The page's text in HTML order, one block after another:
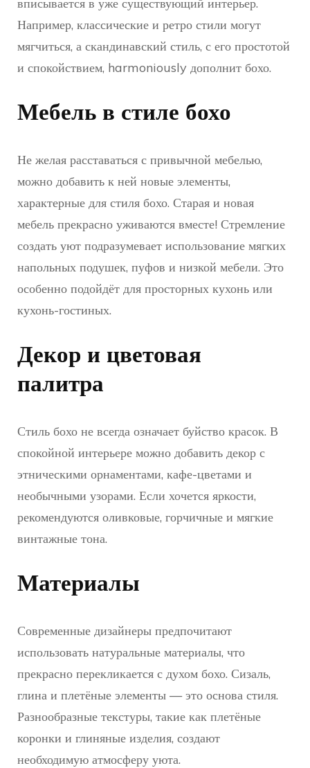
Например, классические и ретро стили могут
мягчиться, а скандинавский стиль, с его простотой
и спокойствием, harmoniously дополнит бохо.
Мебель в стиле бохо
Не желая расставаться с привычной мебелью,
можно добавить к ней новые элементы,
характерные для стиля бохо. Старая и новая
мебель прекрасно уживаются вместе! Стремление
создать уют подразумевает использование мягких
напольных подушек, пуфов и низкой мебели. Это
особенно подойдёт для просторных кухонь или
кухонь-гостиных.
Декор и цветовая
палитра
Стиль бохо не всегда означает буйство красок. В
спокойной интерьере можно добавить декор с
этническими орнаментами, кафе-цветами и
необычными узорами. Если хочется яркости,
рекомендуются оливковые, горчичные и мягкие
винтажные тона.
Материалы
Современные дизайнеры предпочитают
использовать натуральные материалы, что
прекрасно перекликается с духом бохо. Сизаль,
глина и плетёные элементы — это основа стиля.
Разнообразные текстуры, такие как плетёные
коронки и глиняные изделия, создают
необходимую атмосферу уюта.